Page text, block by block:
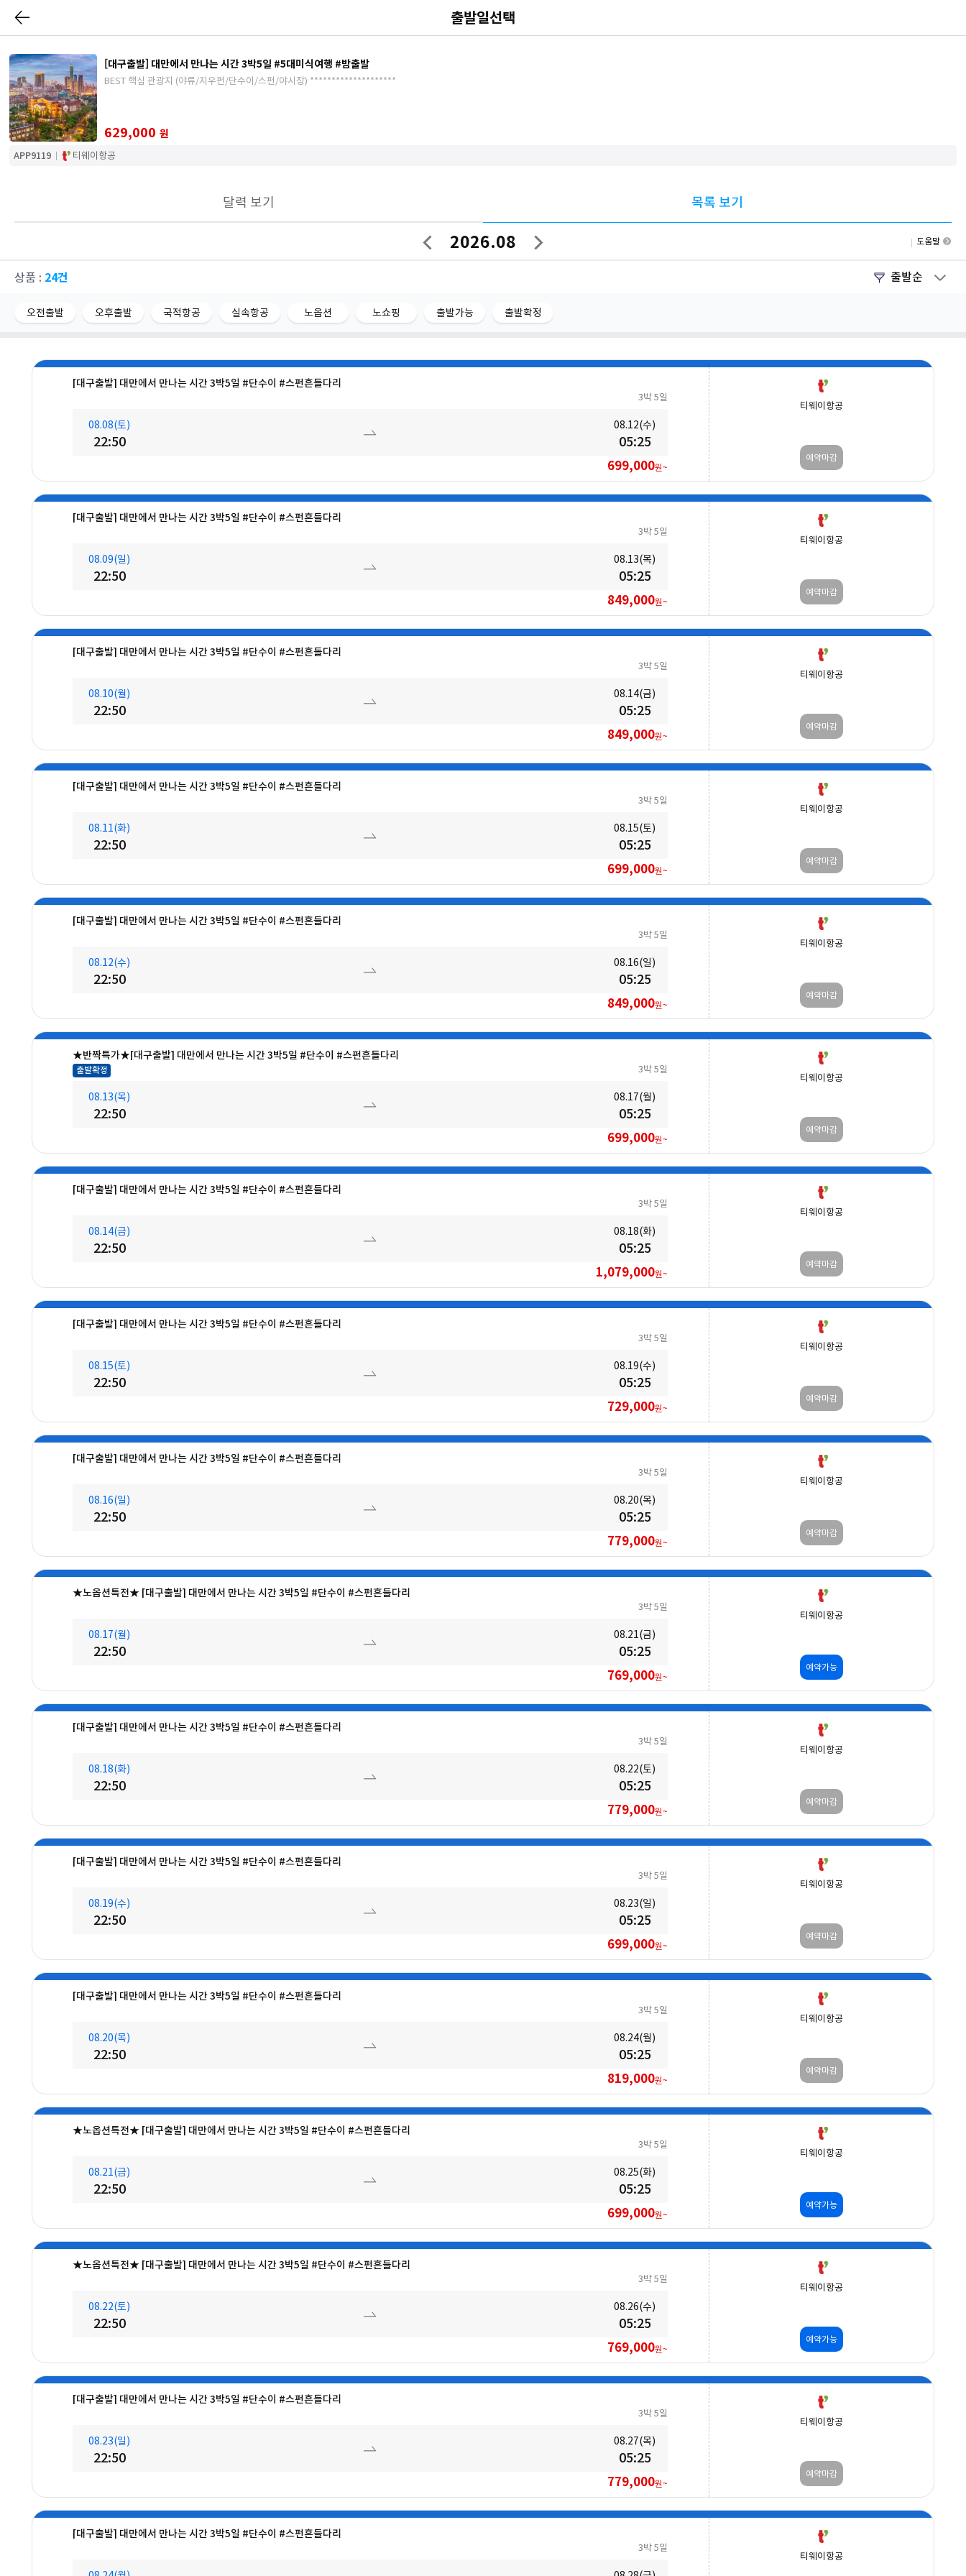
출발일선택
[대구출발] 대만에서 만나는 시간 3박5일 #5대미식여행 #밤출발
BEST 핵심 관광지 (야류/지우펀/단수이/스펀/야시장) ********************
629,000 원
APP9119 티웨이항공
달력 보기 목록 보기
이
2026.08
다
도움말
상품 : 24건 출발순
오전출발 오후출발 국적항공 실속항공 노옵션 노쇼핑 출발가능 출발확정
[대구출발] 대만에서 만나는 시간 3박5일 #단수이 #스펀흔들다리
3박 5일
08.08(토)
22:50
08.12(수)
05:25
699,000원~
티웨이항공
예약마감
[대구출발] 대만에서 만나는 시간 3박5일 #단수이 #스펀흔들다리
3박 5일
08.09(일)
22:50
08.13(목)
05:25
849,000원~
티웨이항공
예약마감
[대구출발] 대만에서 만나는 시간 3박5일 #단수이 #스펀흔들다리
3박 5일
08.10(월)
22:50
08.14(금)
05:25
849,000원~
티웨이항공
예약마감
[대구출발] 대만에서 만나는 시간 3박5일 #단수이 #스펀흔들다리
3박 5일
08.11(화)
22:50
08.15(토)
05:25
699,000원~
티웨이항공
예약마감
[대구출발] 대만에서 만나는 시간 3박5일 #단수이 #스펀흔들다리
3박 5일
08.12(수)
22:50
08.16(일)
05:25
849,000원~
티웨이항공
예약마감
★반짝특가★[대구출발] 대만에서 만나는 시간 3박5일 #단수이 #스펀흔들다리
출발확정 3박 5일
08.13(목)
22:50
08.17(월)
05:25
699,000원~
티웨이항공
예약마감
[대구출발] 대만에서 만나는 시간 3박5일 #단수이 #스펀흔들다리
3박 5일
08.14(금)
22:50
08.18(화)
05:25
1,079,000원~
티웨이항공
예약마감
[대구출발] 대만에서 만나는 시간 3박5일 #단수이 #스펀흔들다리
3박 5일
08.15(토)
22:50
08.19(수)
05:25
729,000원~
티웨이항공
예약마감
[대구출발] 대만에서 만나는 시간 3박5일 #단수이 #스펀흔들다리
3박 5일
08.16(일)
22:50
08.20(목)
05:25
779,000원~
티웨이항공
예약마감
★노옵션특전★ [대구출발] 대만에서 만나는 시간 3박5일 #단수이 #스펀흔들다리
3박 5일
08.17(월)
22:50
08.21(금)
05:25
769,000원~
티웨이항공
예약가능
[대구출발] 대만에서 만나는 시간 3박5일 #단수이 #스펀흔들다리
3박 5일
08.18(화)
22:50
08.22(토)
05:25
779,000원~
티웨이항공
예약마감
[대구출발] 대만에서 만나는 시간 3박5일 #단수이 #스펀흔들다리
3박 5일
08.19(수)
22:50
08.23(일)
05:25
699,000원~
티웨이항공
예약마감
[대구출발] 대만에서 만나는 시간 3박5일 #단수이 #스펀흔들다리
3박 5일
08.20(목)
22:50
08.24(월)
05:25
819,000원~
티웨이항공
예약마감
★노옵션특전★ [대구출발] 대만에서 만나는 시간 3박5일 #단수이 #스펀흔들다리
3박 5일
08.21(금)
22:50
08.25(화)
05:25
699,000원~
티웨이항공
예약가능
★노옵션특전★ [대구출발] 대만에서 만나는 시간 3박5일 #단수이 #스펀흔들다리
3박 5일
08.22(토)
22:50
08.26(수)
05:25
769,000원~
티웨이항공
예약가능
[대구출발] 대만에서 만나는 시간 3박5일 #단수이 #스펀흔들다리
3박 5일
08.23(일)
22:50
08.27(목)
05:25
779,000원~
티웨이항공
예약마감
[대구출발] 대만에서 만나는 시간 3박5일 #단수이 #스펀흔들다리
3박 5일
티웨이항공